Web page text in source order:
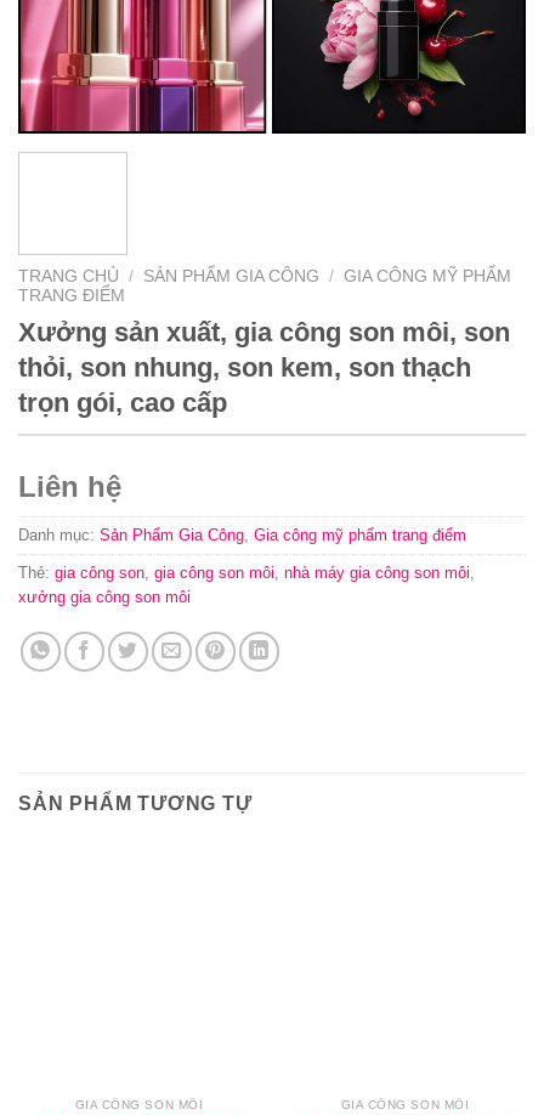
TRANG CHỦ / SẢN PHẨM GIA CÔNG / GIA CÔNG MỸ PHẨM
TRANG ĐIỂM
Xưởng sản xuất, gia công son môi, son
thỏi, son nhung, son kem, son thạch
trọn gói, cao cấp
Liên hệ
Danh mục: Sản Phẩm Gia Công Gia công mỹ phẩm trang điểm
Thẻ: gia công son gia công son môi nhà máy gia công son môi
xưởng gia công son môi
SẢN PHẨM TƯƠNG TỰ
GIA CÔNG SON MÔI GIA CÔNG SON MÔI